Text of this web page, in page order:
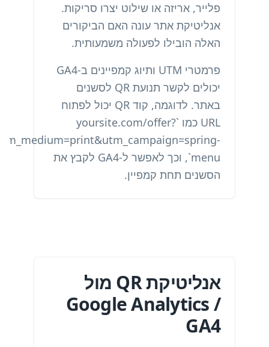
פלייר, אריזה או שילוט יצרו סריקות.
אנליטיקת אתר עונה האם הביקורים
האלה הובילו לפעולה משמעותית.
פרמטרי UTM ותיוג קמפיינים ב-GA4
יכולים לקשר תנועת QR לסשנים
באתר. לדוגמה, קוד QR יכול לפתוח
URL כמו `yoursite.com/offer?
menu`, וכך לאפשר ל-GA4 לקבץ את
הסשנים תחת קמפיין.
אנליטיקת QR מול
Google Analytics /
GA4